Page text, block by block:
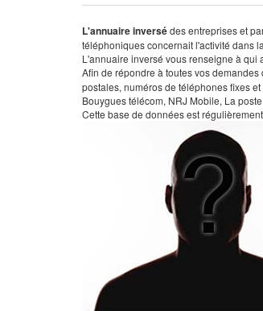
L'annuaire inversédes entreprises et
téléphoniques concernait l'activité dans
L'annuaire inversé vous renseigne à qui
Afin de répondre à toutes vos demandes
postales, numéros de téléphones fixes
Bouygues télécom, NRJ Mobile, La
Cette base de données est